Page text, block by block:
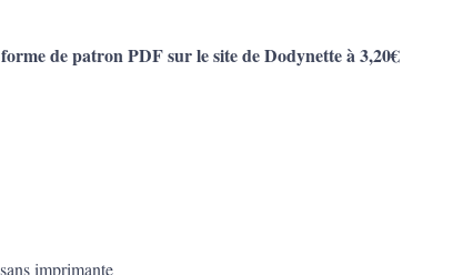
de patron PDF sur le site de Dodynette à 3,20€
imprimante